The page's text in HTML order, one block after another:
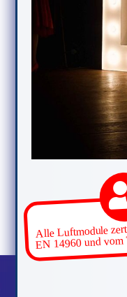
Alle Luftmodule
EN 14960 und